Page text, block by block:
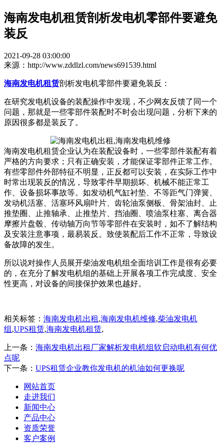
海南发电机租赁剖析发电机零部件要避免
装反
2021-09-28 03:00:00
来源：http://www.zddlzl.com/news691539.html
海南发电机租赁剖析发电机零部件要避免装反：
在研究发电机设备的装配操作中发现，不少网友反馈了同一个
问题，那就是一些零部件装配时不时会出现问题，分析下来的
原因很多都是装反了。
海南发电机租赁企业认为在装配设备时，一些零部件装配有着
严格的方向要求；只有正确安装，才能保证零部件正常工作。
有些零部件外部特征不明显，正反都可以安装，在实际工作中
时常出现装反的情况，导致零件早期损坏、机械不能正常工
作、设备损坏事故等。如发动机气缸衬垫、不等距气门弹簧、
发动机活塞、活塞环风扇叶片、齿轮油泵侧板、骨架油封、止
推垫圈、止推轴承、止推垫片、挡油圈、喷油泵柱塞、离合器
摩擦片盘毂、传动轴万向节等零部件在安装时，如不了解结构
及安装注意事项，最易装反。致使装配后工作不正常，导致设
备故障的发生。
所以说对操作人员展开柴油发电机组全面培训工作是很有必要
的，在充分了解发电机组的基础上开展各项工作完成度、安全
性更高，对设备的间接保护效果也越好。
相关标签： 海南发电机出租 ,海南发电机维修,柴油发电机
组 ,UPS租赁,海南发电机租赁,
上一条： 海南发电机出租厂家解析发电机组软启动电机有何优
点呢
下一条： UPS租赁企业教你发电机的机油如何更换呢
网站首页
走进我们
新闻中心
产品中心
资质荣誉
客户案例